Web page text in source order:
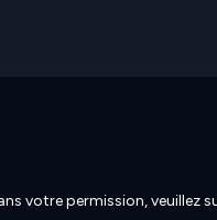
votre permission, veuillez